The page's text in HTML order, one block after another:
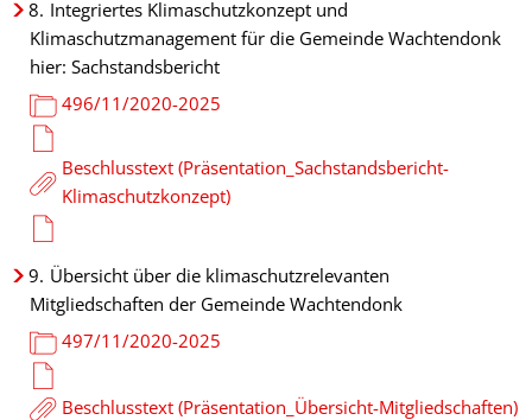
8. Integriertes Klimaschutzkonzept und
Klimaschutzmanagement für die Gemeinde Wachtendonk
hier: Sachstandsbericht
496/11/2020-2025
Beschlusstext (Präsentation_Sachstandsbericht-
Klimaschutzkonzept)
9. Übersicht über die klimaschutzrelevanten
Mitgliedschaften der Gemeinde Wachtendonk
497/11/2020-2025
Beschlusstext (Präsentation_Übersicht-Mitgliedschaften)